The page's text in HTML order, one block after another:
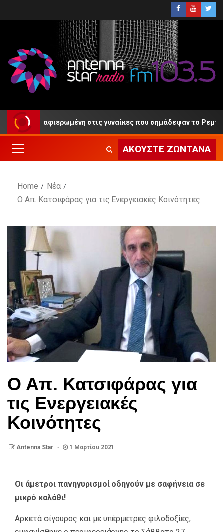
αφιερωμένη στις γυναίκες που σημάδεψαν το Ρεμπέτικο
ΑΚΟΎΣΤΕ ΖΩΝΤΑΝΆ
Home
Νέα
Ο Απ. Κατσιφάρας για τις Ενεργειακές Κοινότητες
Ο Απ. Κατσιφάρας για
τις Ενεργειακές
Κοινότητες
Antenna Star 1 Μαρτίου 2021
Οι άμετροι πανηγυρισμοί οδηγούν με σαφήνεια σε
μικρό καλάθι!
Αρκετά σίγουρος και με υπέρμετρες φιλοδοξίες,